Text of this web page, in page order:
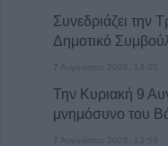
Συνεδριάζει την
Δημοτικό
7 Αυγούστου 2026, 14:05
Την Κυριακή 9
μνημόσυνο του
7 Αυγούστου 2026, 13:59